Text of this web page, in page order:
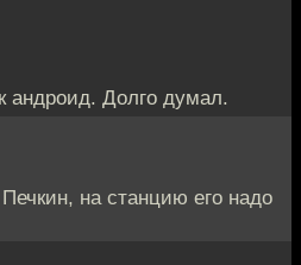
андроид. Долго думал.
на станцию его надо